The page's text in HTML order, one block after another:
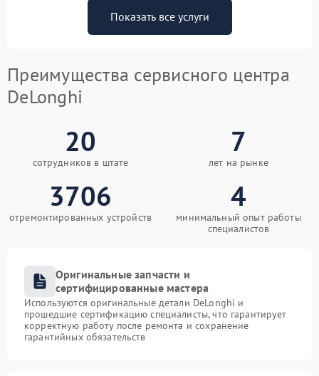
Показать все услуги
Преимущества сервисного центра
DeLonghi
20
сотрудников в штате
7
лет на рынке
3706
отремонтированных устройств
4
минимальный опыт работы
специалистов
Оригинальные запчасти и
сертифицированные мастера
Используются оригинальные детали DeLonghi и
прошедшие сертификацию специалисты, что гарантирует
корректную работу после ремонта и сохранение
гарантийных обязательств